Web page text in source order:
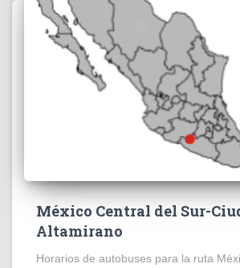
México Central del Sur-
Altamirano
Horarios de autobuses para la ruta